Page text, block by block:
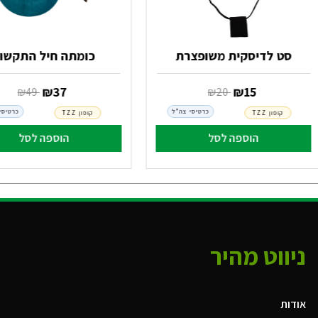
סט לדיסקית משופצרת
‏ ₪
20 15
הוספה לסל
כרטיסי צה"ל קופון TZZ
כומתה חיל
‏ ₪
49 37
הוספה לסל
קופון TZZ
ניווט מהיר
אודות